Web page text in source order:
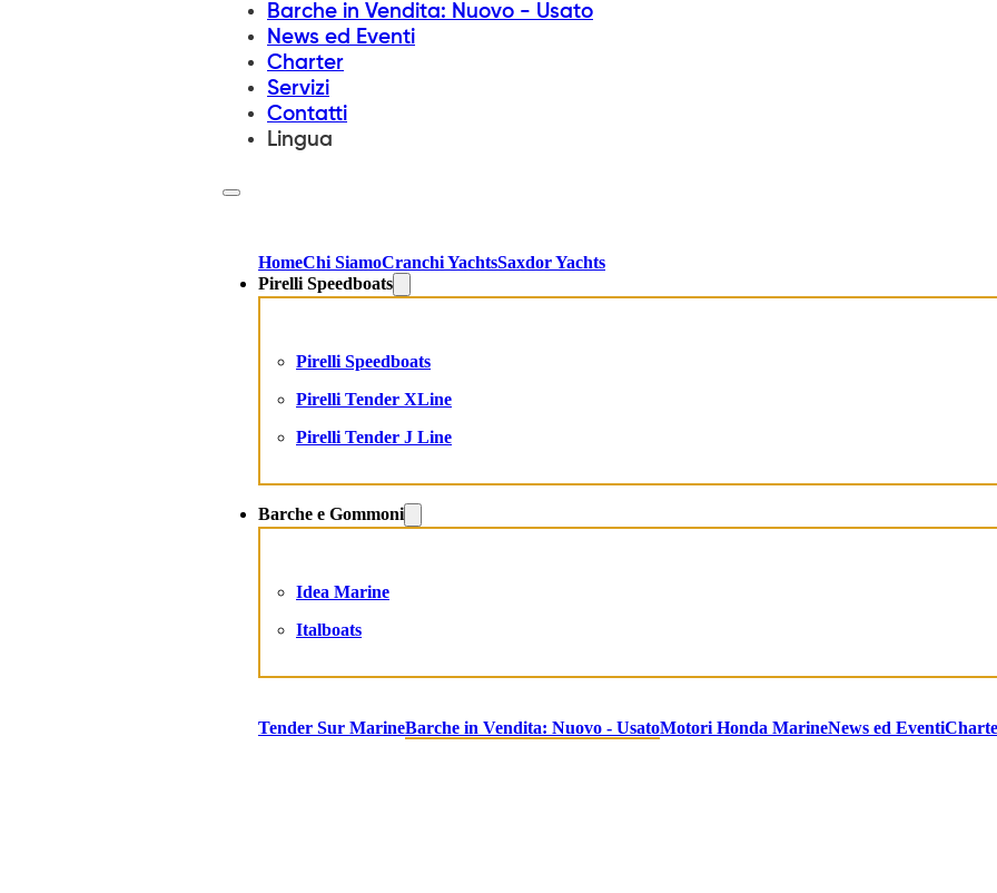
Barche in Vendita: Nuovo - Usato
News ed Eventi
Charter
Servizi
Contatti
Lingua
HomeChi SiamoCranchi YachtsSaxdor Yachts
Pirelli Speedboats
Pirelli Speedboats
Pirelli Tender XLine
Pirelli Tender J Line
Barche e Gommoni
Idea Marine
Italboats
Tender Sur MarineBarche in Vendita: Nuovo - UsatoMotori Honda MarineNews ed Eventi